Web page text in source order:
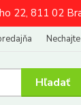
22, 811 02
Hľadať